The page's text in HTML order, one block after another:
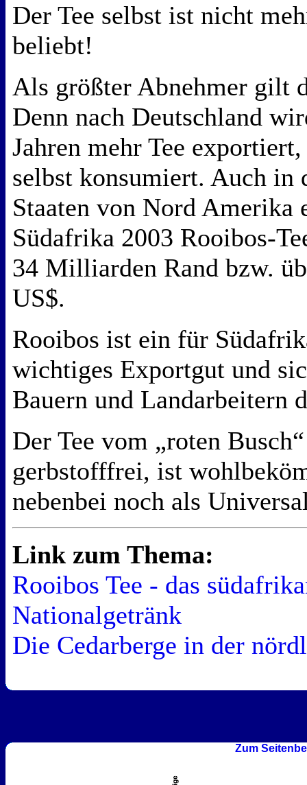
Der Tee selbst ist nicht
beliebt!
Als größter Abnehmer gilt
Denn nach Deutschland
Jahren mehr Tee
selbst konsumiert. Auch in
Staaten von Nord Amerika
Südafrika 2003 Rooibos-
34 Milliarden Rand bzw.
US$.
Rooibos ist ein für
wichtiges Exportgut und
Bauern und Landarbeitern
Der Tee vom „roten
gerbstofffrei, ist
nebenbei noch als
Link zum Thema:
Rooibos Tee - das
Nationalgetränk
Die Cedarberge in der
Zum